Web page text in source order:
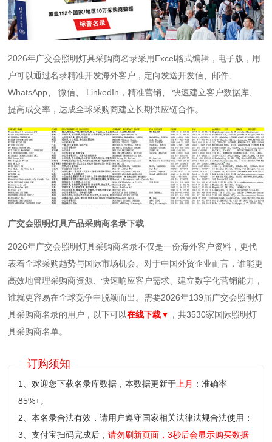
2026年广交会照明灯具采购商名录采用Excel格式编辑，电子版，用
户可以通过名录精准开发海外客户，定向发送开发信、邮件、
WhatsApp、 微信、 LinkedIn，精准营销、 快速建立客户数据库、
提高成交率，达成全球采购商建立长期供应链合作。
广交会照明灯具产品采购商名录下载
2026年广交会照明灯具采购商名录不仅是一份海外客户资料，更代
表着全球采购趋势与国际市场机会。对于中国外贸企业而言，谁能更
高效地管理采购商资源、快速响应客户需求、建立数字化营销能力，
谁就更容易在全球竞争中脱颖而出。需要2026年139届广交会照明灯
具采购商名录的用户，以下可以在线下载▼ ，共3530家国际照明灯
具采购商名单。
订购须知
1、欢迎您下载名录库数据，本数据更新于上月 ；准确率
85%+。
2、本名录合法有效，请用户遵守国家相关法律法规合法使用；
3、支付宝扫码完成后，请勿刷新页面，3秒后会显示购买数据